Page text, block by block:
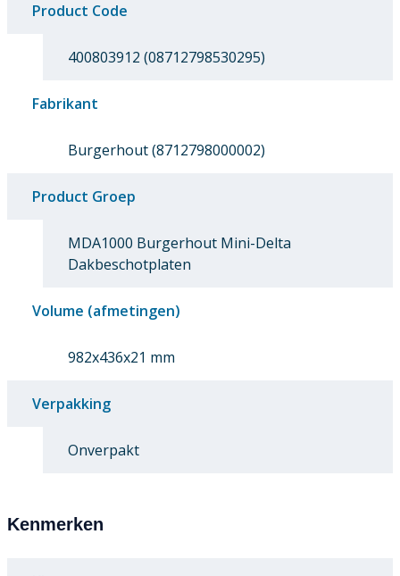
Product Code
400803912 (08712798530295)
Fabrikant
Burgerhout (8712798000002)
Product Groep
MDA1000 Burgerhout Mini-Delta
Dakbeschotplaten
Volume (afmetingen)
982x436x21 mm
Verpakking
Onverpakt
Kenmerken